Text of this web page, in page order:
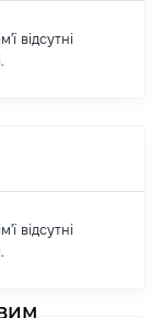
відсутні
відсутні